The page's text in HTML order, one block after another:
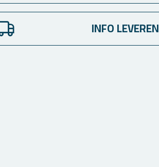
INFO LEVEREN